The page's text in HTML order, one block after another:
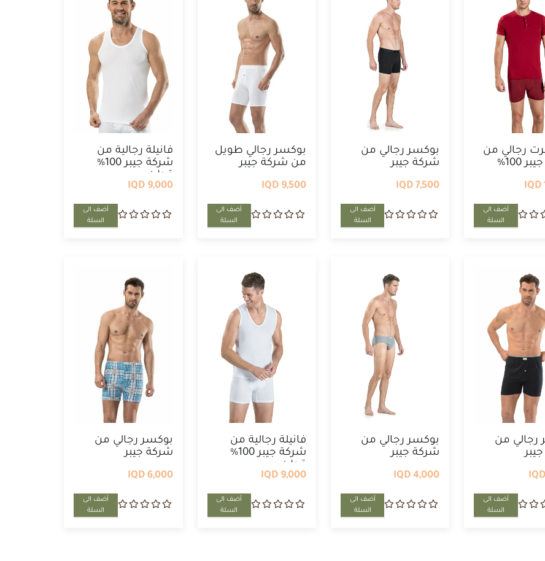
رجالي من
شركة جيبر 100%
أضف الى
السلة
بوكسر رجالي من
شركة جيبر
7,500 IQD
أضف الى
السلة
بوكسر رجالي طويل
من شركة جيبر
9,500 IQD
أضف الى
السلة
فانيلة رجالية من
شركة جيبر 100%
قطن
9,000 IQD
أضف الى
السلة
رجالي من
أضف الى
السلة
بوكسر رجالي من
شركة جيبر
4,000 IQD
أضف الى
السلة
فانيلة رجالية من
شركة جيبر 100%
قطن
9,000 IQD
أضف الى
السلة
بوكسر رجالي من
شركة جيبر
6,000 IQD
أضف الى
السلة